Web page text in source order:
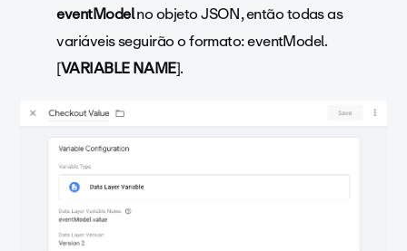
eventModelno objeto JSON, então todas as
variáveis seguirão o formato: eventModel.
[VARIABLE NAME].